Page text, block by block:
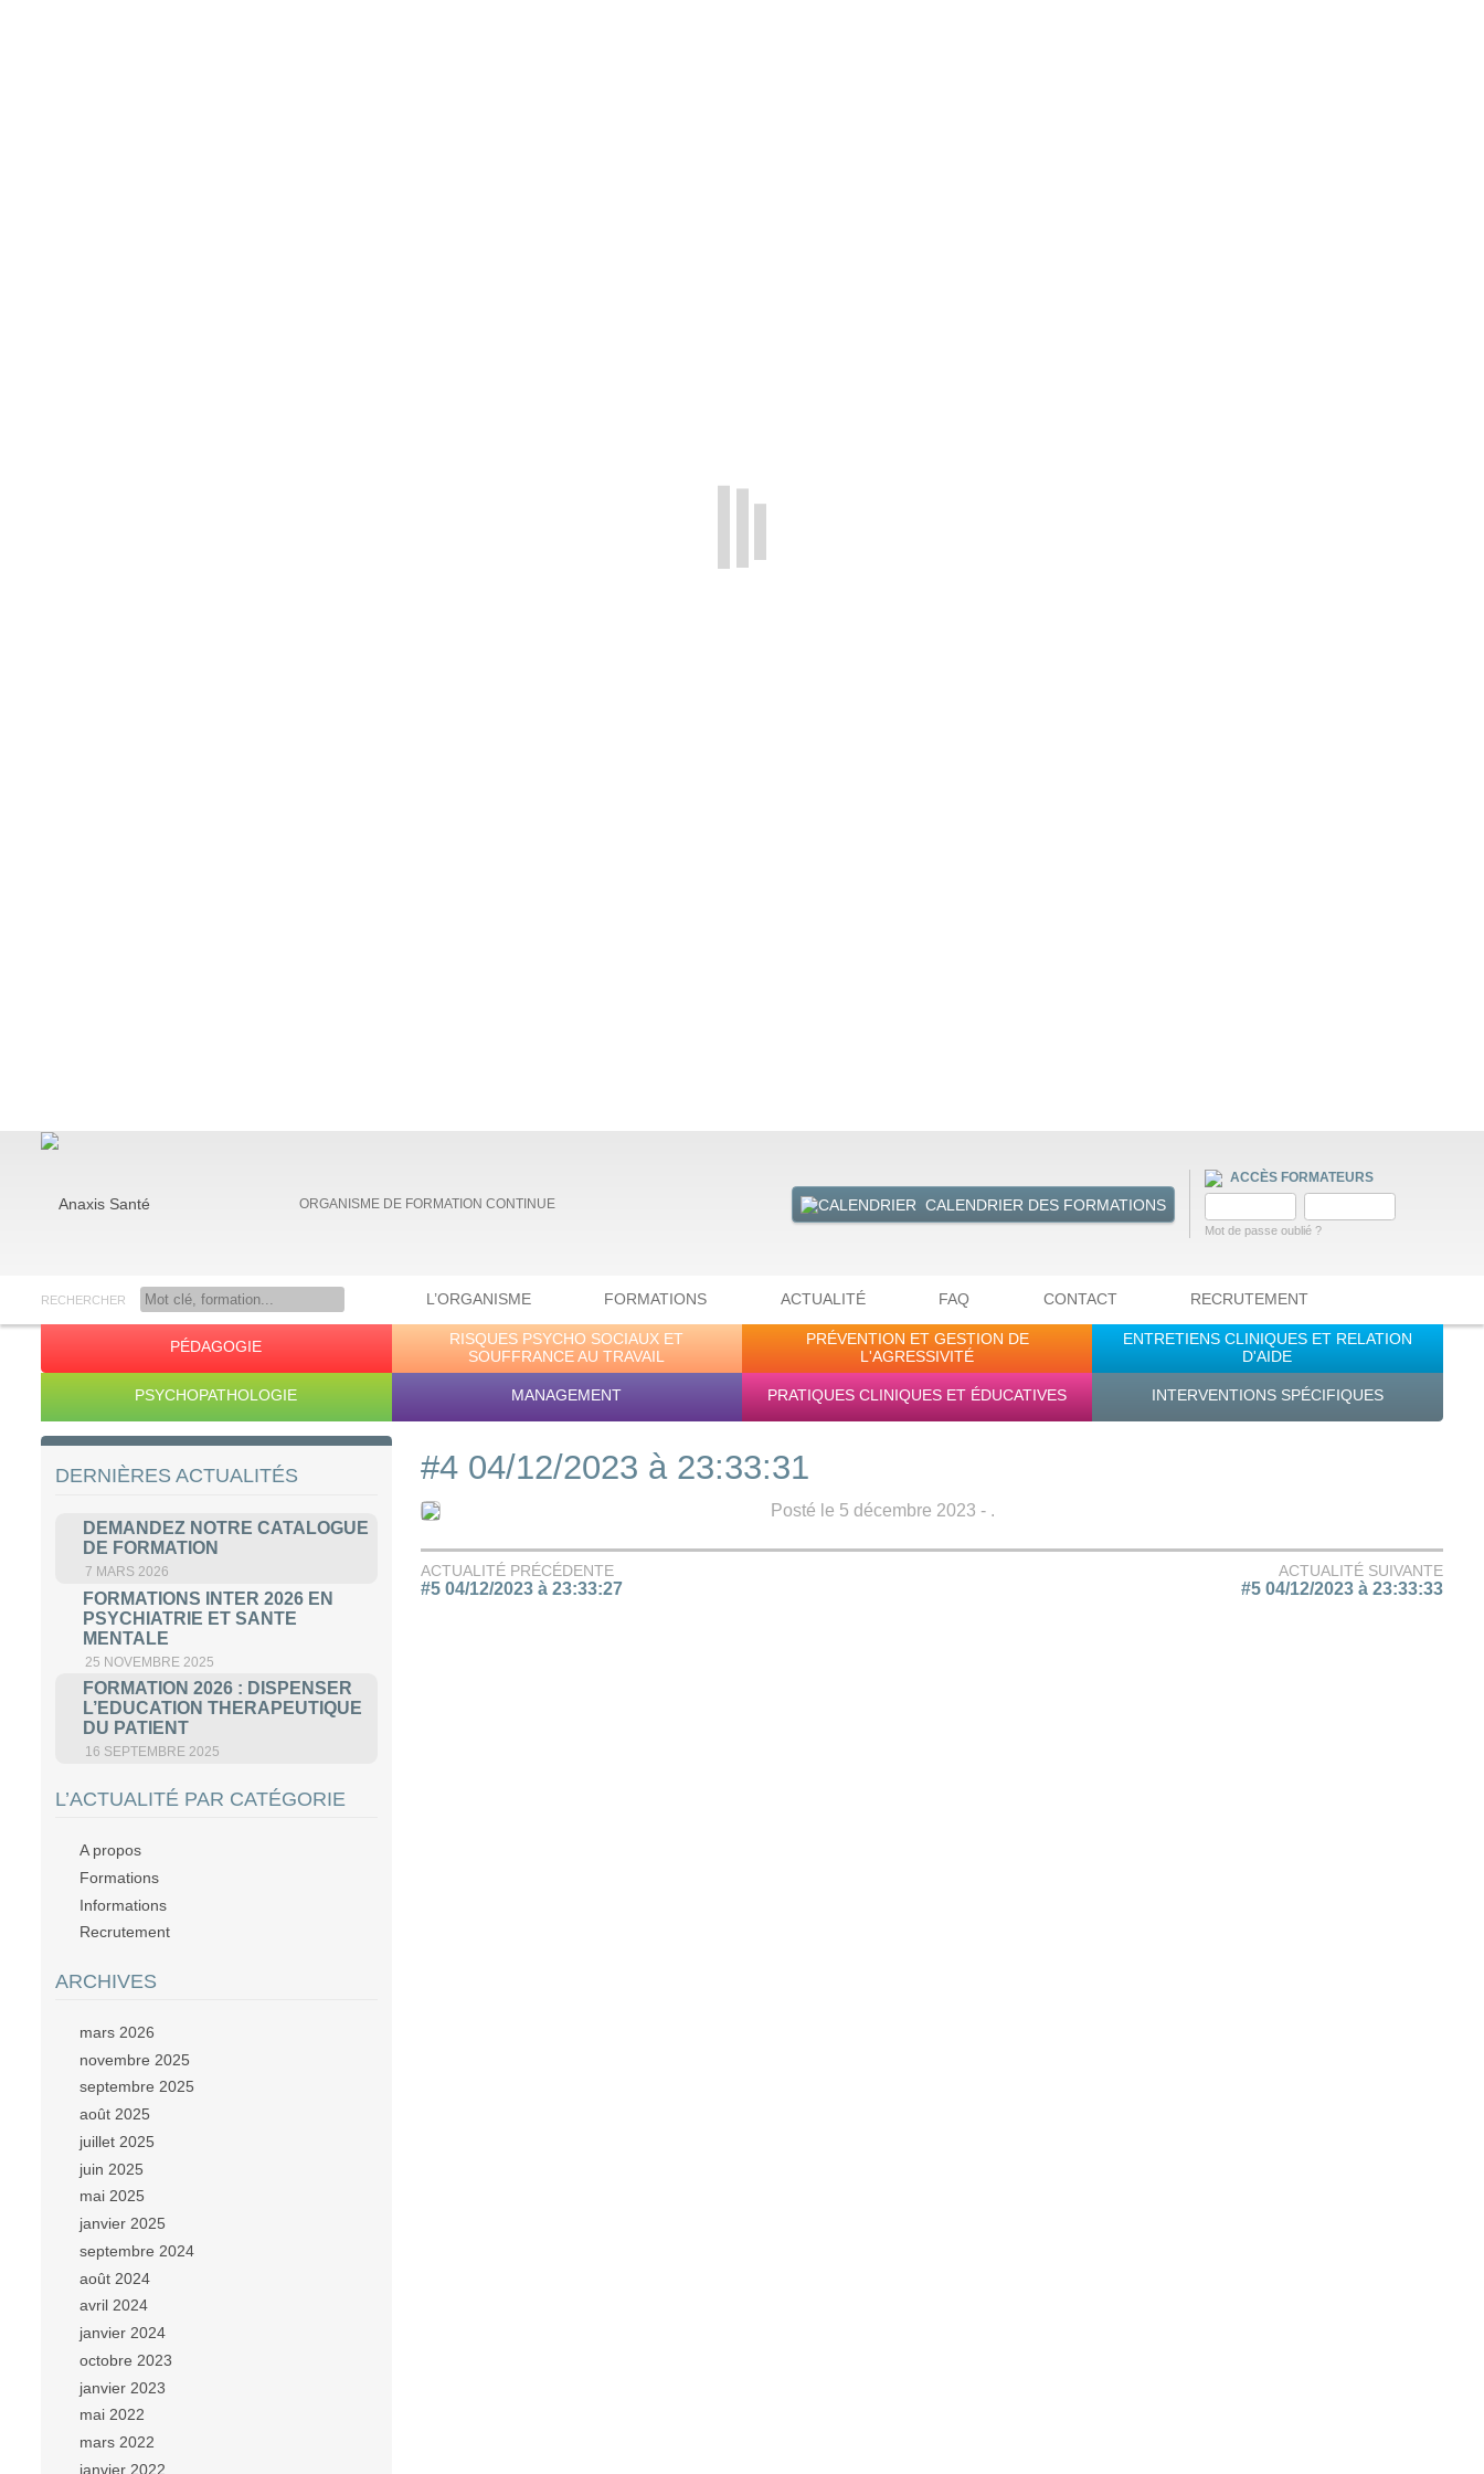
ORGANISME DE FORMATION CONTINUE CALENDRIER DES FORMATIONS
ACCÈS FORMATEURS
Mot de passe oublié ?
RECHERCHER L’ORGANISME FORMATIONS ACTUALITÉ FAQ CONTACT RECRUTEMENT
PÉDAGOGIE
RISQUES PSYCHO SOCIAUX ET
SOUFFRANCE AU TRAVAIL
PRÉVENTION ET GESTION DE
L'AGRESSIVITÉ
ENTRETIENS CLINIQUES ET RELATION
D'AIDE
PSYCHOPATHOLOGIE MANAGEMENT PRATIQUES CLINIQUES ET ÉDUCATIVES INTERVENTIONS SPÉCIFIQUES
#4 04/12/2023 à 23:33:31
Posté le 5 décembre 2023 - .
ACTUALITÉ PRÉCÉDENTE
#5 04/12/2023 à 23:33:27
ACTUALITÉ SUIVANTE
#5 04/12/2023 à 23:33:33
DERNIÈRES ACTUALITÉS
DEMANDEZ NOTRE CATALOGUE
DE FORMATION
7 MARS 2026
FORMATIONS INTER 2026 EN
PSYCHIATRIE ET SANTE
MENTALE
25 NOVEMBRE 2025
FORMATION 2026 : DISPENSER
L’EDUCATION THERAPEUTIQUE
DU PATIENT
16 SEPTEMBRE 2025
L’ACTUALITÉ PAR CATÉGORIE
A propos
Formations
Informations
Recrutement
ARCHIVES
mars 2026
novembre 2025
septembre 2025
août 2025
juillet 2025
juin 2025
mai 2025
janvier 2025
septembre 2024
août 2024
avril 2024
janvier 2024
octobre 2023
janvier 2023
mai 2022
mars 2022
janvier 2022